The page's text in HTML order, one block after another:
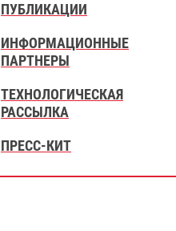
ПУБЛИКАЦИИ
ИНФОРМАЦИОННЫЕ
ПАРТНЕРЫ
ТЕХНОЛОГИЧЕСКАЯ
РАССЫЛКА
ПРЕСС-КИТ